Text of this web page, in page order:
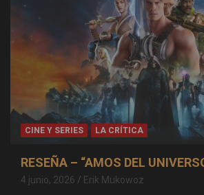
CINE Y SERIES LA CRÍTICA
RESEÑA – “AMOS DEL
4 junio, 2026 Erik Mukowoz